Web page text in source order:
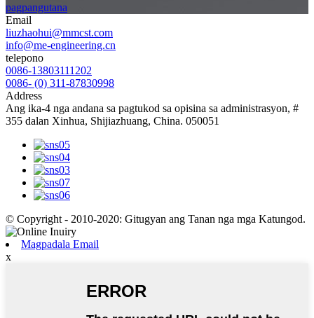
pagpangutana
Email
liuzhaohui@mmcst.com
info@me-engineering.cn
telepono
0086-13803111202
0086- (0) 311-87830998
Address
Ang ika-4 nga andana sa pagtukod sa opisina sa administrasyon, #
355 dalan Xinhua, Shijiazhuang, China. 050051
© Copyright - 2010-2020: Gitugyan ang Tanan nga mga Katungod.
Magpadala Email
x